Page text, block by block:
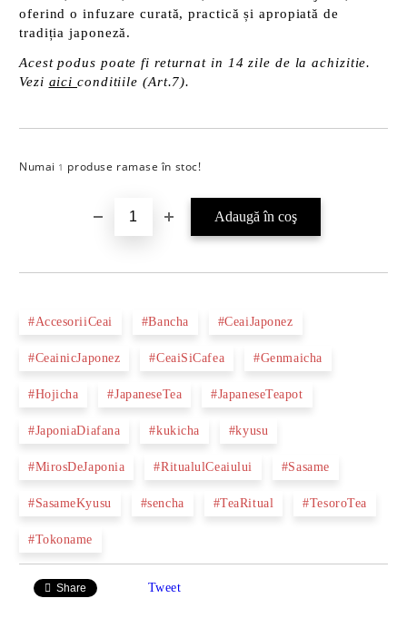
oferind o infuzare curată, practică și apropiată de
tradiția japoneză.
Acest podus poate fi returnat in 14 zile de la achizitie.
Vezi aici conditiile (Art.7).
Numai 1 produse ramase în stoc!
#AccesoriiCeai #Bancha #CeaiJaponez
#CeainicJaponez #CeaiSiCafea #Genmaicha
#Hojicha #JapaneseTea #JapaneseTeapot
#JaponiaDiafana #kukicha #kyusu
#MirosDeJaponia #RitualulCeaiului #Sasame
#SasameKyusu #sencha #TeaRitual #TesoroTea
#Tokoname
Share Tweet